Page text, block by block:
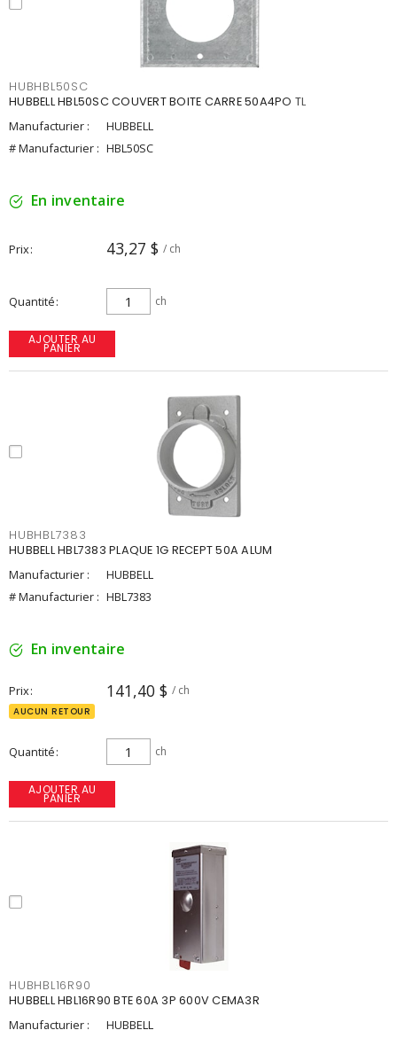
HUBHBL50SC
HUBBELL HBL50SC COUVERT BOITE CARRE 50A4PO TL
Manufacturier :
HUBBELL
# Manufacturier : HBL50SC
En inventaire
Prix 43,27 $ / ch
Quantité ch
AJOUTER AU
PANIER
HUBHBL7383
HUBBELL HBL7383 PLAQUE 1G RECEPT 50A ALUM
Manufacturier :
HUBBELL
# Manufacturier : HBL7383
En inventaire
Prix 141,40 $ / ch
AUCUN RETOUR
Quantité ch
AJOUTER AU
PANIER
HUBHBL16R90
HUBBELL HBL16R90 BTE 60A 3P 600V CEMA3R
Manufacturier :
HUBBELL